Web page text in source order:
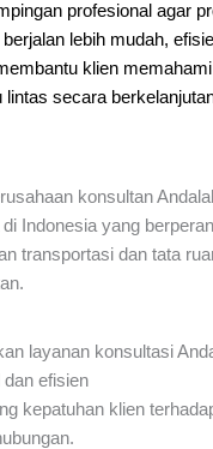
profesional agar
lebih mudah,
klien
secara
konsultan
Indonesia yang
transportasi dan tata
layanan konsultasi
dan efisien
kepatuhan klien